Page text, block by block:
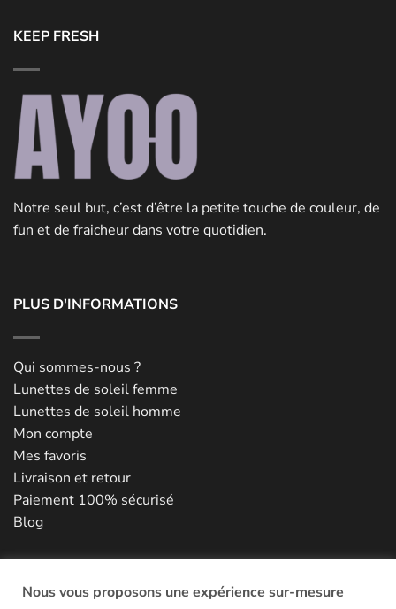
KEEP FRESH
Notre seul but, c’est d’être la petite touche de couleur, de
fun et de fraicheur dans votre quotidien.
PLUS D'INFORMATIONS
Qui sommes-nous ?
Lunettes de soleil femme
Lunettes de soleil homme
Mon compte
Mes favoris
Livraison et retour
Paiement 100% sécurisé
Blog
Nous vous proposons une expérience sur-mesure